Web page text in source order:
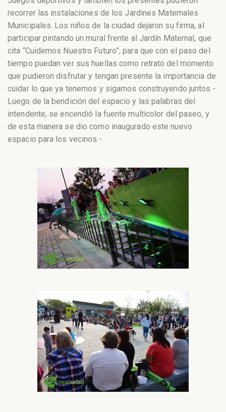
recorrer las instalaciones de los Jardines Maternales
Municipales. Los niños de la ciudad dejaron su firma, al
participar pintando un mural frente al Jardín Maternal, que
cita “Cuidemos Nuestro Futuro”, para que con el paso del
tiempo puedan ver sus huellas como retrato del momento
que pudieron disfrutar y tengan presente la importancia de
cuidar lo que ya tenemos y sigamos construyendo juntos.-
Luego de la bendición del espacio y las palabras del
intendente, se encendió la fuente multicolor del paseo, y
de esta manera se dio como inaugurado este nuevo
espacio para los vecinos.-